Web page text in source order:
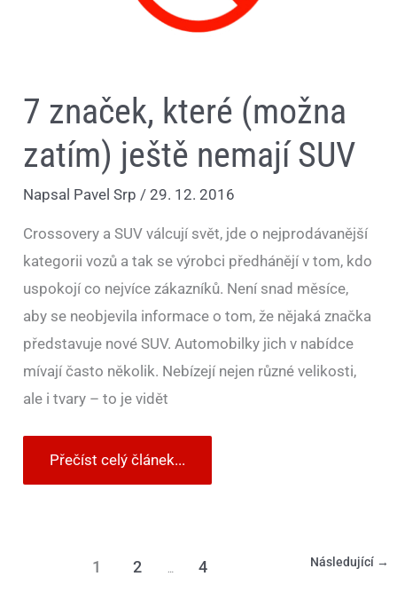
7 značek, které (možna
zatím) ještě nemají SUV
Napsal Pavel Srp/29. 12. 2016
Crossovery a SUV válcují svět, jde o nejprodávanější
kategorii vozů a tak se výrobci předhánějí v tom, kdo
uspokojí co nejvíce zákazníků. Není snad měsíce,
aby se neobjevila informace o tom, že nějaká značka
představuje nové SUV. Automobilky jich v nabídce
mívají často několik. Nebízejí nejen různé velikosti,
ale i tvary – to je vidět
Přečíst celý článek...
1 2 … 4 Následující →